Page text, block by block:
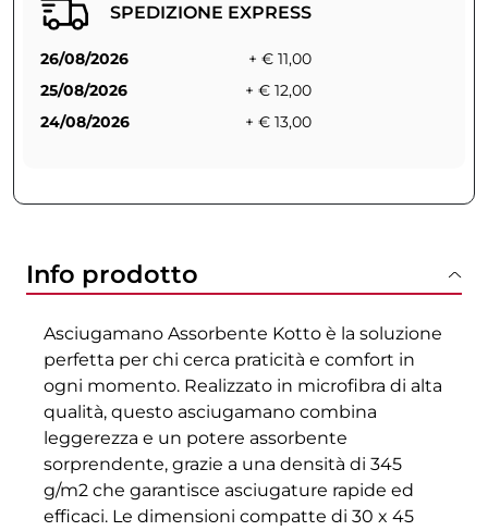
SPEDIZIONE EXPRESS
26/08/2026
+ € 11,00
25/08/2026
+ € 12,00
24/08/2026
+ € 13,00
Info prodotto
Asciugamano Assorbente Kotto è la soluzione
perfetta per chi cerca praticità e comfort in
ogni momento. Realizzato in microfibra di alta
qualità, questo asciugamano combina
leggerezza e un potere assorbente
sorprendente, grazie a una densità di 345
g/m2 che garantisce asciugature rapide ed
efficaci. Le dimensioni compatte di 30 x 45